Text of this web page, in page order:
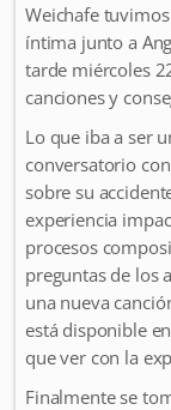
Weichafe
íntima junto a
tarde miércoles
canciones y
Lo que iba a ser
conversatorio
sobre su
experiencia
procesos
preguntas de los
una nueva
está disponible
que ver con la
Finalmente se